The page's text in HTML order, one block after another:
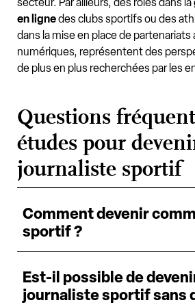
en lignedes clubs sportifs ou des
dans la mise en place de partenariats
numériques, représentent des
de plus en plus recherchées par les
Questions
études pour
journaliste sportif
Comment devenir
sportif ?
Est-il possible de
journaliste sportif sans